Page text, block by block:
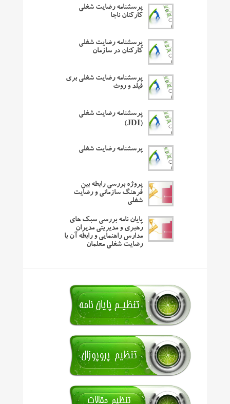
پرسشنامه رضایت شغلی
کارکنان ناجا
پرسشنامه رضایت شغلی
کارکنان در سازمان
پرسشنامه رضایت شغلی بری
فیلد و روث
پرسشنامه رضایت شغلی
(JDI)
پرسشنامه رضایت شغلی
پروژه بررسی رابطه بین
فرهنگ سازمانی و رضایت
شغلی
پایان نامه بررسی سبک های
رهبری و مدیریتی مدیران
مدارس راهنمایی و رابطه آن با
رضایت شغلی معلمان